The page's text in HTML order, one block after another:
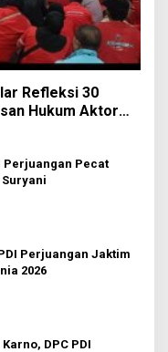
Refleksi 30
Hukum Aktor
Perjuangan Pecat
Perjuangan Jaktim
2026
DPC PDI